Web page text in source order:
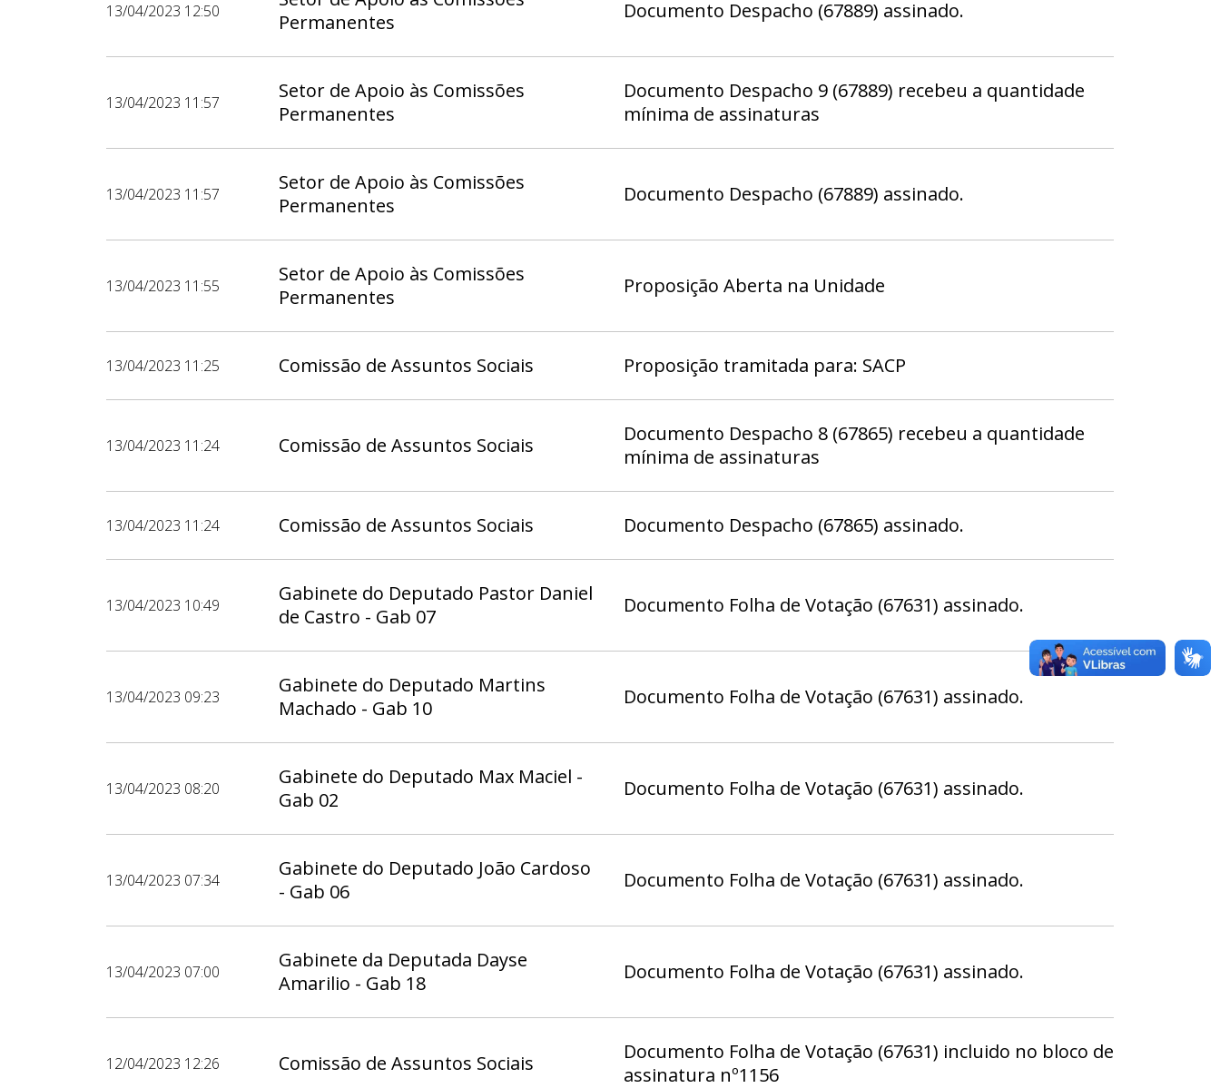
13/04/2023 12:50
Permanentes
Documento Despacho (67889) assinado.
13/04/2023 11:57
Setor de Apoio às Comissões
Permanentes
Documento Despacho 9 (67889) recebeu a quantidade
mínima de assinaturas
13/04/2023 11:57
Setor de Apoio às Comissões
Permanentes
Documento Despacho (67889) assinado.
13/04/2023 11:55
Setor de Apoio às Comissões
Permanentes
Proposição Aberta na Unidade
13/04/2023 11:25 Comissão de Assuntos Sociais Proposição tramitada para: SACP
13/04/2023 11:24 Comissão de Assuntos Sociais
Documento Despacho 8 (67865) recebeu a quantidade
mínima de assinaturas
13/04/2023 11:24 Comissão de Assuntos Sociais Documento Despacho (67865) assinado.
13/04/2023 10:49
Gabinete do Deputado Pastor Daniel
de Castro - Gab 07
Documento Folha de Votação (67631) assinado.
13/04/2023 09:23
Gabinete do Deputado Martins
Machado - Gab 10
Documento Folha de Votação (67631) assinado.
13/04/2023 08:20
Gabinete do Deputado Max Maciel -
Gab 02
Documento Folha de Votação (67631) assinado.
13/04/2023 07:34
Gabinete do Deputado João Cardoso
- Gab 06
Documento Folha de Votação (67631) assinado.
13/04/2023 07:00
Gabinete da Deputada Dayse
Amarilio - Gab 18
Documento Folha de Votação (67631) assinado.
12/04/2023 12:26 Comissão de Assuntos Sociais
Documento Folha de Votação (67631) incluido no bloco de
assinatura nº1156